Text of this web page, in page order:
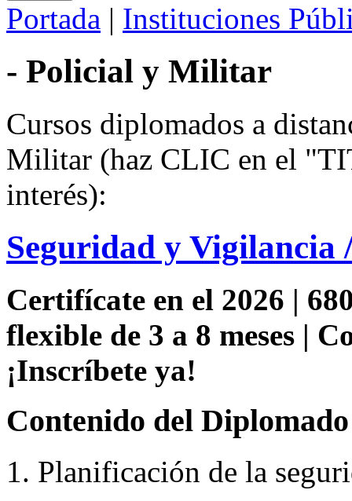
Portada | Instituciones
- Policial y Militar
Cursos diplomados a
Militar (haz CLIC en el
interés):
Seguridad y Vigilancia
Certifícate en el 2026 |
flexible de 3 a 8 meses |
¡Inscríbete ya!
Contenido del
1. Planificación de la